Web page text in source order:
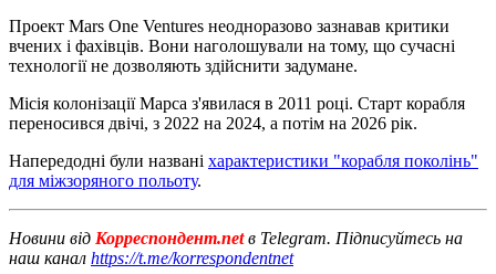
Проект Mars One Ventures неодноразово зазнавав критики
вчених і фахівців. Вони наголошували на тому, що сучасні
технології не дозволяють здійснити задумане.
Місія колонізації Марса з'явилася в 2011 році. Старт корабля
переносився двічі, з 2022 на 2024, а потім на 2026 рік.
Напередодні були названі характеристики "корабля поколінь"
для міжзоряного польоту.
Новини від Корреспондент.netв Telegram. Підписуйтесь на
наш канал https://t.me/korrespondentnet